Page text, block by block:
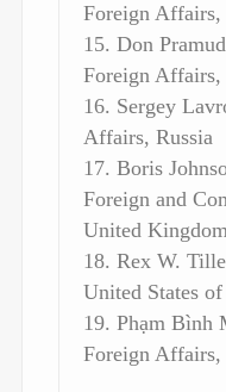
Foreign Affairs,
15. Don
Foreign Affairs,
16. Sergey
Affairs, Russia
17. Boris
Foreign and
United
18. Rex W.
United States
19. Phạm Bình
Foreign